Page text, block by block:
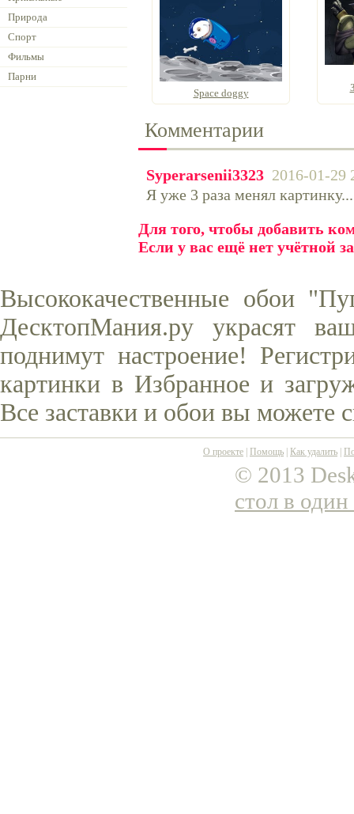
Природа
Спорт
Фильмы
Парни
Space doggy
Комментарии
Syperarsenii3323 2016-01-29
Я уже 3 раза менял
Для того, чтобы добавить
Если у вас ещё нет учётной
Высококачественные обои
ДесктопМания.ру украсят
поднимут настроение!
картинки в Избранное и
Все заставки и обои вы можете
О проекте Помощь Как удалить
© 2013
стол в